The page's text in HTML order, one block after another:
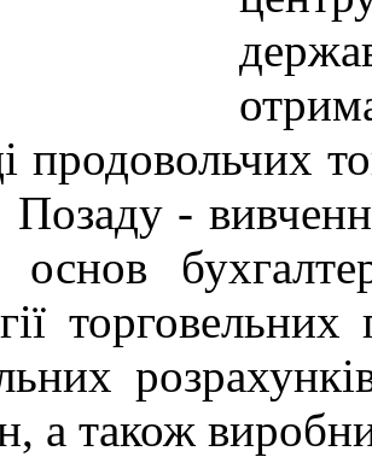
продовольчих
Позаду -
основ
торговельних
а також